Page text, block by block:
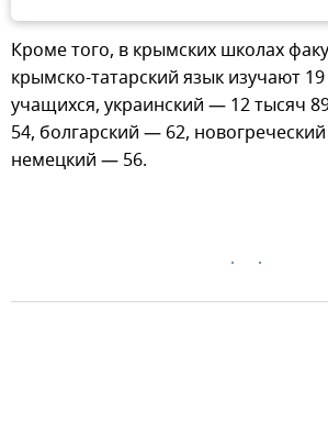
Кроме того, в крымских школах
крымско-татарский язык изучают
учащихся, украинский — 12 тысяч
54, болгарский — 62,
немецкий — 56.